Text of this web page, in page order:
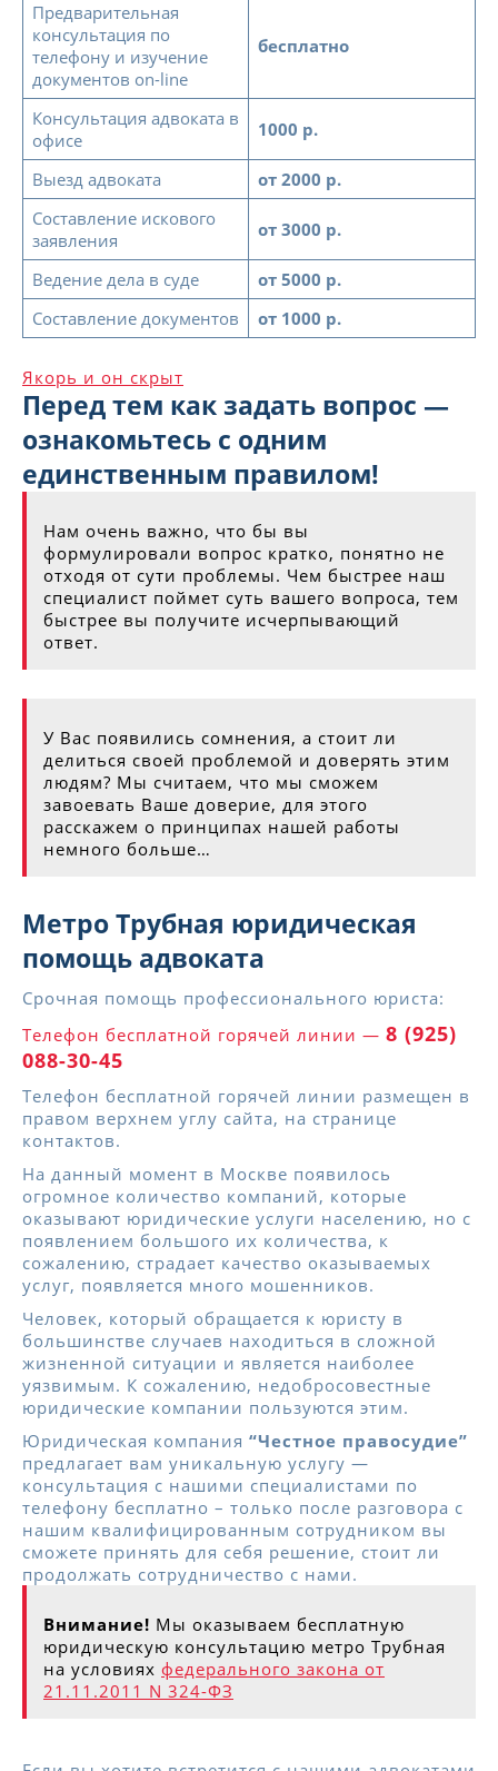
Предварительная
консультация по
телефону и изучение
документов on-line
бесплатно
Консультация адвоката в
офисе
1000 р.
Выезд адвоката
от 2000 р.
Составление искового
заявления
от 3000 р.
Ведение дела в суде
от 5000 р.
Составление документов
от 1000 р.
Якорь и он скрыт
Перед тем как задать вопрос —
ознакомьтесь с одним
единственным правилом!
Нам очень важно, что бы вы
формулировали вопрос кратко, понятно не
отходя от сути проблемы. Чем быстрее наш
специалист поймет суть вашего вопроса, тем
быстрее вы получите исчерпывающий
ответ.
У Вас появились сомнения, а стоит ли
делиться своей проблемой и доверять этим
людям? Мы считаем, что мы сможем
завоевать Ваше доверие, для этого
расскажем о принципах нашей работы
немного больше…
Метро Трубная юридическая
помощь адвоката
Срочная помощь профессионального юриста:
Телефон бесплатной горячей линии — 8 (925)
088-30-45
Телефон бесплатной горячей линии размещен в
правом верхнем углу сайта, на странице
контактов.
На данный момент в Москве появилось
огромное количество компаний, которые
оказывают юридические услуги населению, но с
появлением большого их количества, к
сожалению, страдает качество оказываемых
услуг, появляется много мошенников.
Человек, который обращается к юристу в
большинстве случаев находиться в сложной
жизненной ситуации и является наиболее
уязвимым. К сожалению, недобросовестные
юридические компании пользуются этим.
Юридическая компания “Честное правосудие”
предлагает вам уникальную услугу —
консультация с нашими специалистами по
телефону бесплатно – только после разговора с
нашим квалифицированным сотрудником вы
сможете принять для себя решение, стоит ли
продолжать сотрудничество с нами.
Внимание! Мы оказываем бесплатную
юридическую консультацию метро Трубная
на условиях федерального закона от
21.11.2011 N 324-ФЗ